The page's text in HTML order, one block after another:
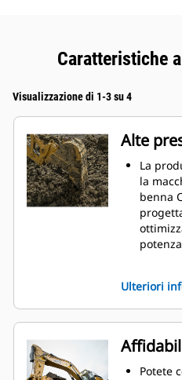
Caratteristiche
Visualizzazione di 1-3 su 4
Alte
La
la
benna
benna.
della
I
Ulteriori
Potete